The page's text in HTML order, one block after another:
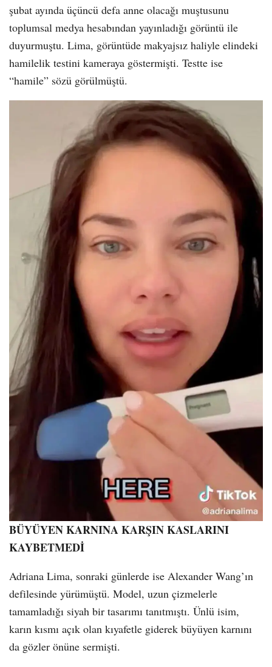
şubat ayında üçüncü defa anne olacağı muştusunu
toplumsal medya hesabından yayınladığı görüntü ile
duyurmuştu. Lima, görüntüde makyajsız haliyle elindeki
hamilelik testini kameraya göstermişti. Testte ise
“hamile” sözü görülmüştü.
BÜYÜYEN KARNINA KARŞIN KASLARINI
KAYBETMEDİ
Adriana Lima, sonraki günlerde ise Alexander Wang’ın
defilesinde yürümüştü. Model, uzun çizmelerle
tamamladığı siyah bir tasarımı tanıtmıştı. Ünlü isim,
karın kısmı açık olan kıyafetle giderek büyüyen karnını
da gözler önüne sermişti.